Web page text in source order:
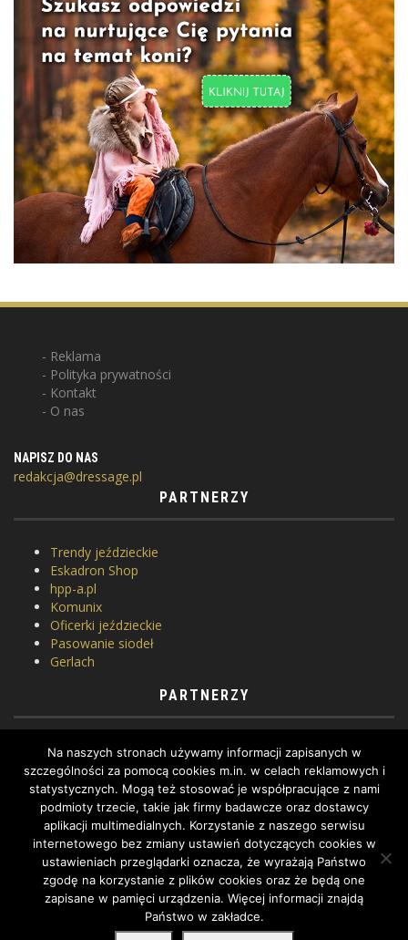
Reklama
Polityka prywatności
Kontakt
O nas
NAPISZ DO NAS
redakcja@dressage.pl
PARTNERZY
Trendy jeździeckie
Eskadron Shop
hpp-a.pl
Komunix
Oficerki jeździeckie
Pasowanie siodeł
Gerlach
PARTNERZY
Horse Equipment
Siodlarnia
Szkoła jeździectwa
WhatToDo
Yard Equites
Cztery Kopyta
Na naszych stronach używamy informacji zapisanych w
szczególności za pomocą cookies m.in. w celach reklamowych i
statystycznych. Mogą też stosować je współpracujące z nami
podmioty trzecie, takie jak firmy badawcze oraz dostawcy
aplikacji multimedialnych. Korzystanie z naszego serwisu
internetowego bez zmiany ustawień dotyczących cookies w
ustawieniach przeglądarki oznacza, że wyrażają Państwo
zgodę na korzystanie z plików cookies oraz że będą one
zapisane w pamięci urządzenia. Więcej informacji znajdą
Państwo w zakładce.